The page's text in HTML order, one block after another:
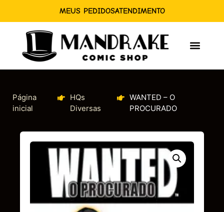
MEUS PEDIDOSATENDIMENTO
Página
inicial
HQs
Diversas
WANTED – O
PROCURADO